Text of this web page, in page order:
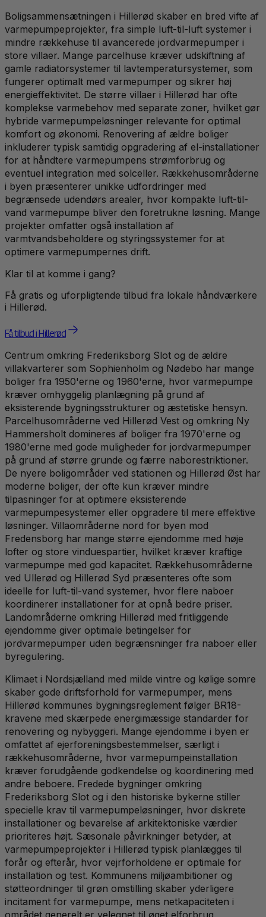
Boligsammensætningen i Hillerød skaber en bred vifte af
varmepumpeprojekter, fra simple luft-til-luft systemer i
mindre rækkehuse til avancerede jordvarmepumper i
store villaer. Mange parcelhuse kræver udskiftning af
gamle radiatorsystemer til lavtemperatursystemer, som
fungerer optimalt med varmepumper og sikrer høj
energieffektivitet. De større villaer i Hillerød har ofte
komplekse varmebehov med separate zoner, hvilket gør
hybride varmepumpeløsninger relevante for optimal
komfort og økonomi. Renovering af ældre boliger
inkluderer typisk samtidig opgradering af el-installationer
for at håndtere varmepumpens strømforbrug og
eventuel integration med solceller. Rækkehusområderne
i byen præsenterer unikke udfordringer med
begrænsede udendørs arealer, hvor kompakte luft-til-
vand varmepumpe bliver den foretrukne løsning. Mange
projekter omfatter også installation af
varmtvandsbeholdere og styringssystemer for at
optimere varmepumpernes drift.
Klar til at komme i gang?
Få gratis og uforpligtende tilbud fra lokale håndværkere
i Hillerød.
Få tilbud i Hillerød
Centrum omkring Frederiksborg Slot og de ældre
villakvarterer som Sophienholm og Nødebo har mange
boliger fra 1950'erne og 1960'erne, hvor varmepumpe
kræver omhyggelig planlægning på grund af
eksisterende bygningsstrukturer og æstetiske hensyn.
Parcelhusområderne ved Hillerød Vest og omkring Ny
Hammersholt domineres af boliger fra 1970'erne og
1980'erne med gode muligheder for jordvarmepumper
på grund af større grunde og færre naborestriktioner.
De nyere boligområder ved stationen og Hillerød Øst har
moderne boliger, der ofte kun kræver mindre
tilpasninger for at optimere eksisterende
varmepumpesystemer eller opgradere til mere effektive
løsninger. Villaområderne nord for byen mod
Fredensborg har mange større ejendomme med høje
lofter og store vinduespartier, hvilket kræver kraftige
varmepumpe med god kapacitet. Rækkehusområderne
ved Ullerød og Hillerød Syd præsenteres ofte som
ideelle for luft-til-vand systemer, hvor flere naboer
koordinerer installationer for at opnå bedre priser.
Landområderne omkring Hillerød med fritliggende
ejendomme giver optimale betingelser for
jordvarmepumper uden begrænsninger fra naboer eller
byregulering.
Klimaet i Nordsjælland med milde vintre og kølige somre
skaber gode driftsforhold for varmepumper, mens
Hillerød kommunes bygningsreglement følger BR18-
kravene med skærpede energimæssige standarder for
renovering og nybyggeri. Mange ejendomme i byen er
omfattet af ejerforeningsbestemmelser, særligt i
rækkehusområderne, hvor varmepumpeinstallation
kræver forudgående godkendelse og koordinering med
andre beboere. Fredede bygninger omkring
Frederiksborg Slot og i den historiske bykerne stiller
specielle krav til varmepumpeløsninger, hvor diskrete
installationer og bevarelse af arkitektoniske værdier
prioriteres højt. Sæsonale påvirkninger betyder, at
varmepumpeprojekter i Hillerød typisk planlægges til
forår og efterår, hvor vejrforholdene er optimale for
installation og test. Kommunens miljøambitioner og
støtteordninger til grøn omstilling skaber yderligere
incitament for varmepumpe, mens netkapaciteten i
området generelt er velegnet til øget elforbrug.